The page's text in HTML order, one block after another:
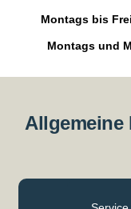
Montags bis
Montags und
Allgemeine